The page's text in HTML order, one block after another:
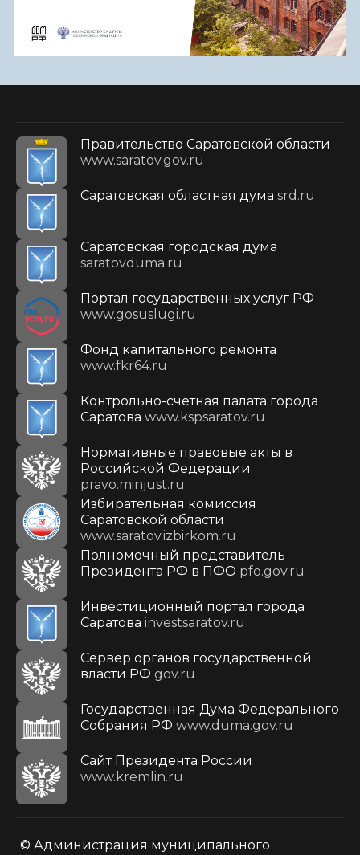
Правительство Саратовской области
www.saratov.gov.ru
Саратовская областная дума srd.ru
Саратовская городская дума
saratovduma.ru
Портал государственных услуг РФ
www.gosuslugi.ru
Фонд капитального ремонта
www.fkr64.ru
Контрольно-счетная палата города
Саратова www.kspsaratov.ru
Нормативные правовые акты в
Российской Федерации
pravo.minjust.ru
Избирательная комиссия
Саратовской области
www.saratov.izbirkom.ru
Полномочный представитель
Президента РФ в ПФО pfo.gov.ru
Инвестиционный портал города
Саратова investsaratov.ru
Сервер органов государственной
власти РФ gov.ru
Государственная Дума Федерального
Собрания РФ www.duma.gov.ru
Cайт Президента России
www.kremlin.ru
© Администрация муниципального